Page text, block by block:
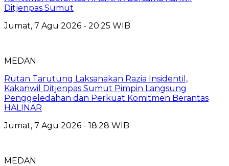
Ditjenpas Sumut
Jumat, 7 Agu 2026 - 20:25 WIB
MEDAN
Rutan Tarutung Laksanakan Razia Insidentil,
Kakanwil Ditjenpas Sumut Pimpin Langsung
Penggeledahan dan Perkuat Komitmen Berantas
HALINAR
Jumat, 7 Agu 2026 - 18:28 WIB
MEDAN